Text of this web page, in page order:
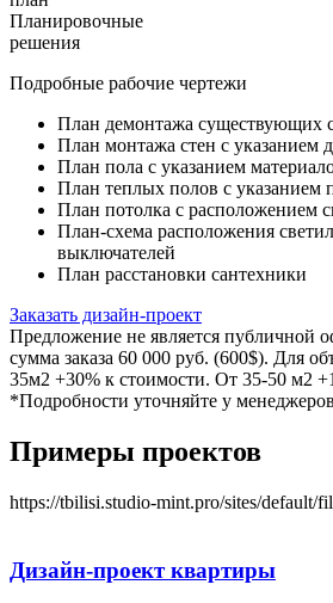
Планировочные
решения
Подробные рабочие чертежи
План демонтажа существующих
План монтажа стен с указанием
План пола с указанием
План теплых полов с указанием
План потолка с расположением
План-схема расположения
выключателей
План расстановки сантехники
Заказать дизайн-проект
Предложение не является публичной
сумма заказа 60 000 руб. (600$). Для
35м2 +30% к стоимости. От 35-50 м2
*Подробности уточняйте у
Примеры проектов
https://tbilisi.studio-mint.pro/sites/default/
Дизайн-проектквартиры